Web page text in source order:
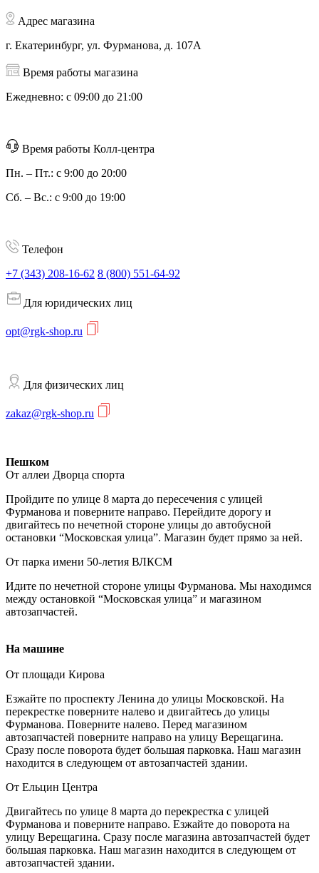
Адрес магазина
г. Екатеринбург, ул. Фурманова, д. 107А
Время работы магазина
Ежедневно: с 09:00 до 21:00
Время работы Колл-центра
Пн. – Пт.: с 9:00 до 20:00
Сб. – Вс.: с 9:00 до 19:00
Телефон
+7 (343) 208-16-62 8 (800) 551-64-92
Для юридических лиц
opt@rgk-shop.ru
Для физических лиц
zakaz@rgk-shop.ru
Пешком
От аллеи Дворца спорта
Пройдите по улице 8 марта до пересечения с улицей
Фурманова и поверните направо. Перейдите дорогу и
двигайтесь по нечетной стороне улицы до автобусной
остановки “Московская улица”. Магазин будет прямо за ней.
От парка имени 50-летия ВЛКСМ
Идите по нечетной стороне улицы Фурманова. Мы находимся
между остановкой “Московская улица” и магазином
автозапчастей.
На машине
От площади Кирова
Езжайте по проспекту Ленина до улицы Московской. На
перекрестке поверните налево и двигайтесь до улицы
Фурманова. Поверните налево. Перед магазином
автозапчастей поверните направо на улицу Верещагина.
Сразу после поворота будет большая парковка. Наш магазин
находится в следующем от автозапчастей здании.
От Ельцин Центра
Двигайтесь по улице 8 марта до перекрестка с улицей
Фурманова и поверните направо. Езжайте до поворота на
улицу Верещагина. Сразу после магазина автозапчастей будет
большая парковка. Наш магазин находится в следующем от
автозапчастей здании.